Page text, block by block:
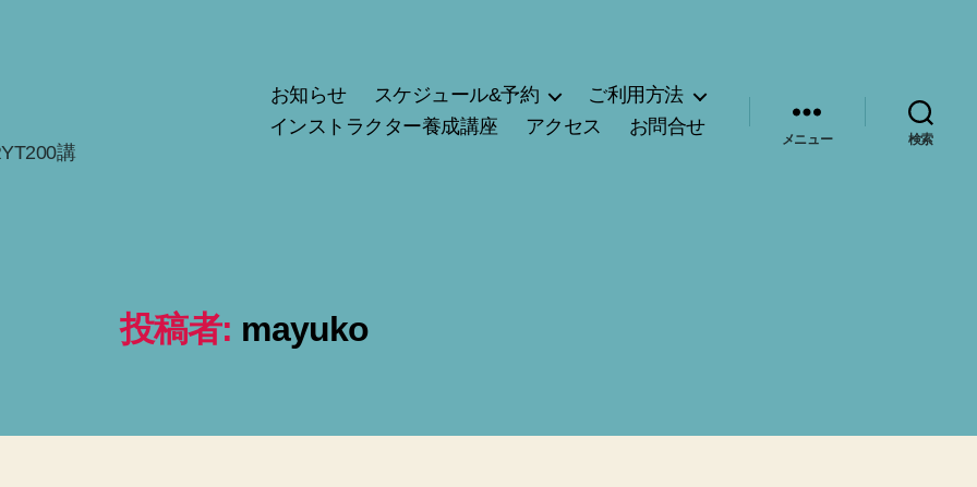
講
お知らせ スケジュール&予約
ご利用方法
インストラクター養成講座
アクセス お問合せ
メニュー 検索
投稿者: mayuko